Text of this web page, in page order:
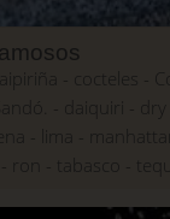
cocteles
manhattan
tabasco